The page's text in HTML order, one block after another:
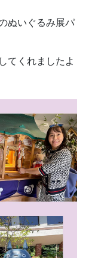
ぬいぐるみ展パ
てくれましたよ